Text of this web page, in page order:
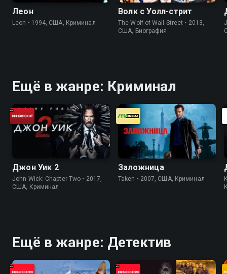
Леон
Leon • 1994, США, Криминал
Волк с Уолл-стрит
The Wolf of Wall Street • 2013,
США, Биография
Ещё в жанре: Криминал
Джон Уик 2
John Wick: Chapter Two • 2017,
США, Криминал
Заложница
Taken • 2007, США, Криминал
Ещё в жанре: Детектив